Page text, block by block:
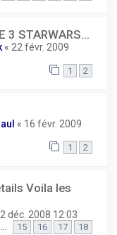
3 STARWARS...
« 22 févr. 2009
1 2
« 16 févr. 2009
1 2
Voila les
déc. 2008 12:03
… 15 16 17 18